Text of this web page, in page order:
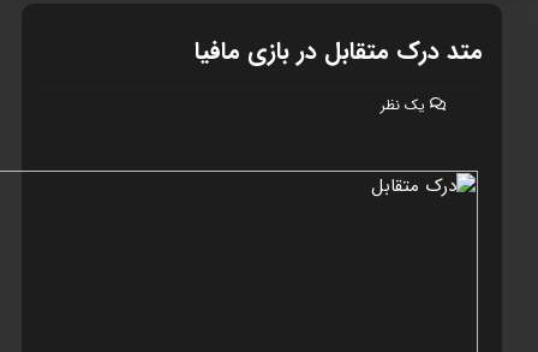
متد درک متقابل در بازی مافيا
یک نظر